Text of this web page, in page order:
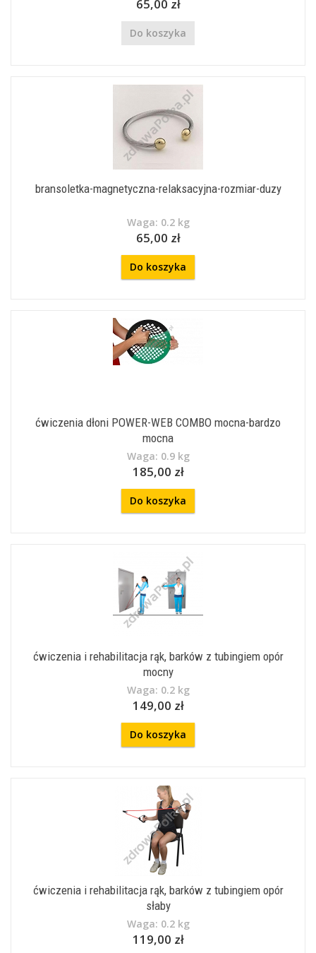
65,00 zł
Do koszyka
bransoletka-magnetyczna-relaksacyjna-rozmiar-duzy
Waga: 0.2 kg
65,00 zł
Do koszyka
ćwiczenia dłoni POWER-WEB COMBO mocna-bardzo
mocna
Waga: 0.9 kg
185,00 zł
Do koszyka
ćwiczenia i rehabilitacja rąk, barków z tubingiem opór
mocny
Waga: 0.2 kg
149,00 zł
Do koszyka
ćwiczenia i rehabilitacja rąk, barków z tubingiem opór
słaby
Waga: 0.2 kg
119,00 zł